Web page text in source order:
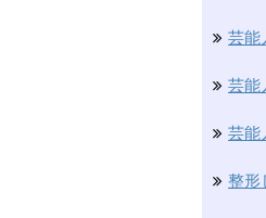
芸能
芸能
芸能
整形